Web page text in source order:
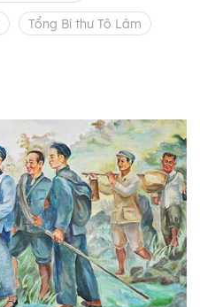
Tổng Bí thư Tô Lâm